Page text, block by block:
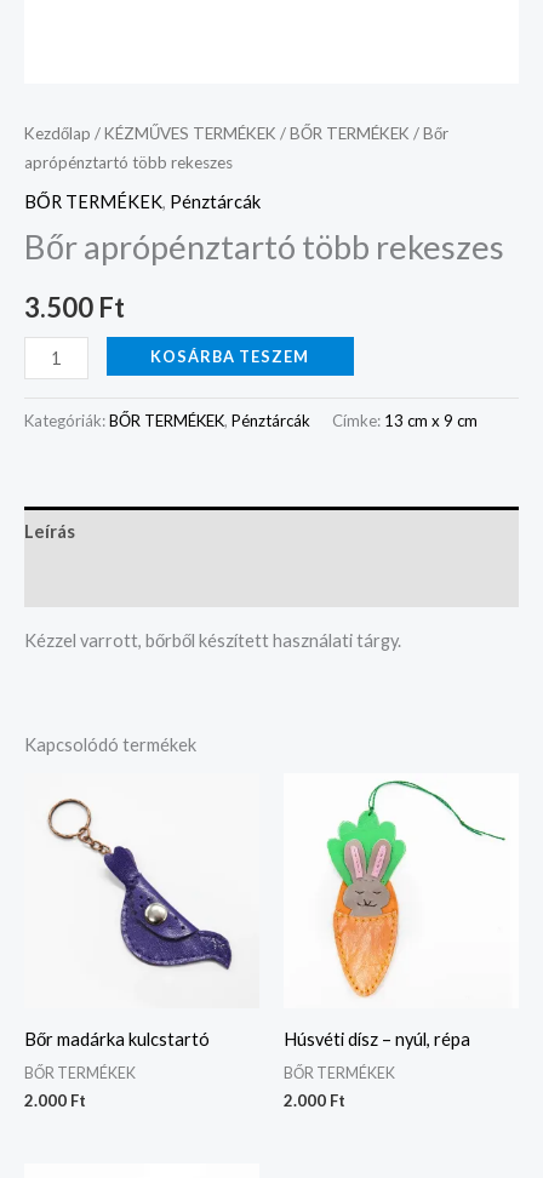
Kezdőlap /KÉZMŰVES TERMÉKEK /BŐR TERMÉKEK / Bőr
aprópénztartó több rekeszes
BŐR TERMÉKEK, Pénztárcák
Bőr aprópénztartó több rekeszes
3.500 Ft
KOSÁRBA TESZEM
Kategóriák:BŐR TERMÉKEK, Pénztárcák Címke: 13 cm x 9 cm
Leírás
Kézzel varrott, bőrből készített használati tárgy.
Kapcsolódó termékek
Bőr madárka kulcstartó
BŐR TERMÉKEK
2.000 Ft
Húsvéti dísz – nyúl, répa
BŐR TERMÉKEK
2.000 Ft